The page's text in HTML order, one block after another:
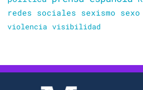
redes sociales sexismo sexo
violencia visibilidad